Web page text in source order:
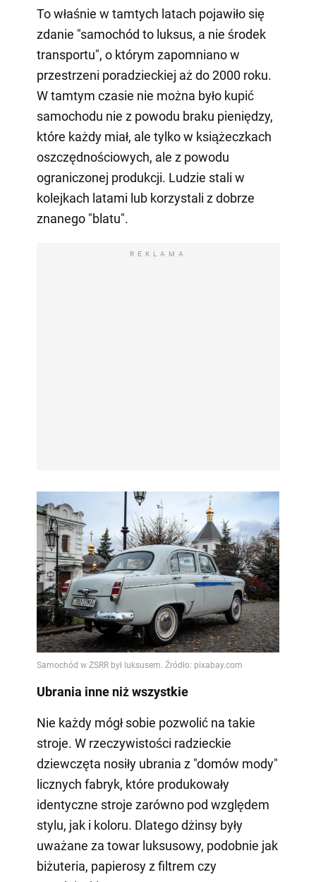
To właśnie w tamtych latach pojawiło się
zdanie "samochód to luksus, a nie środek
transportu", o którym zapomniano w
przestrzeni poradzieckiej aż do 2000 roku.
W tamtym czasie nie można było kupić
samochodu nie z powodu braku pieniędzy,
które każdy miał, ale tylko w książeczkach
oszczędnościowych, ale z powodu
ograniczonej produkcji. Ludzie stali w
kolejkach latami lub korzystali z dobrze
znanego "blatu".
REKLAMA
Ubrania inne niż wszystkie
Nie każdy mógł sobie pozwolić na takie
stroje. W rzeczywistości radzieckie
dziewczęta nosiły ubrania z "domów mody"
licznych fabryk, które produkowały
identyczne stroje zarówno pod względem
stylu, jak i koloru. Dlatego dżinsy były
uważane za towar luksusowy, podobnie jak
biżuteria, papierosy z filtrem czy